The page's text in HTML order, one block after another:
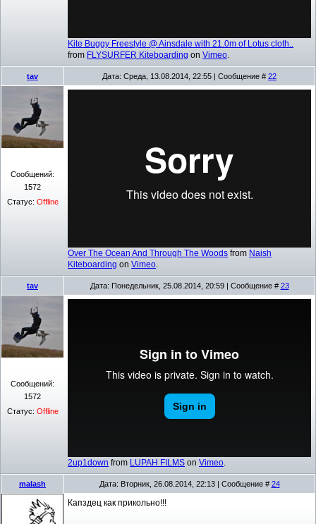
Kite Buggy Freestyle @ Ainsdale with 21.0m of Lotus cloth..
from FLYSURFER Kiteboarding on Vimeo
tav Дата: Среда, 13.08.2014, 22:55 | Сообщение # 22
Сообщений:
1572
Статус: Offline
Over The Ocean And Through The Woods from Naish
Kiteboarding on Vimeo
tav Дата: Понедельник, 25.08.2014, 20:59 | Сообщение # 23
Сообщений:
1572
Статус: Offline
2up1down from LUPAH FILMS on Vimeo
malash Дата: Вторник, 26.08.2014, 22:13 | Сообщение # 24
Капздец как прикольно!!!